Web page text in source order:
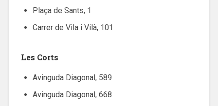
Plaça de Sants, 1
Carrer de Vila i Vilà, 101
Les Corts
Avinguda Diagonal, 589
Avinguda Diagonal, 668